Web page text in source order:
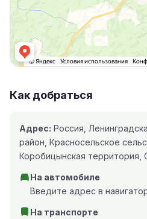
Как добраться
Адрес: Россия,
район, Красносельское
Коробицынская территория,
На автомобиле
Введите адрес в
На транспорте